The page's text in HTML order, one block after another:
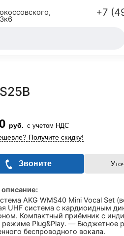
+7
руб. с учетом НДС
Получите скидку!
Звоните
описание:
AKG WMS40 Mini Vocal Set
UHF система с кардиоидным
Компактный приёмник с
режиме Plug&Play. — Бюджетное
беспроводного вокала.